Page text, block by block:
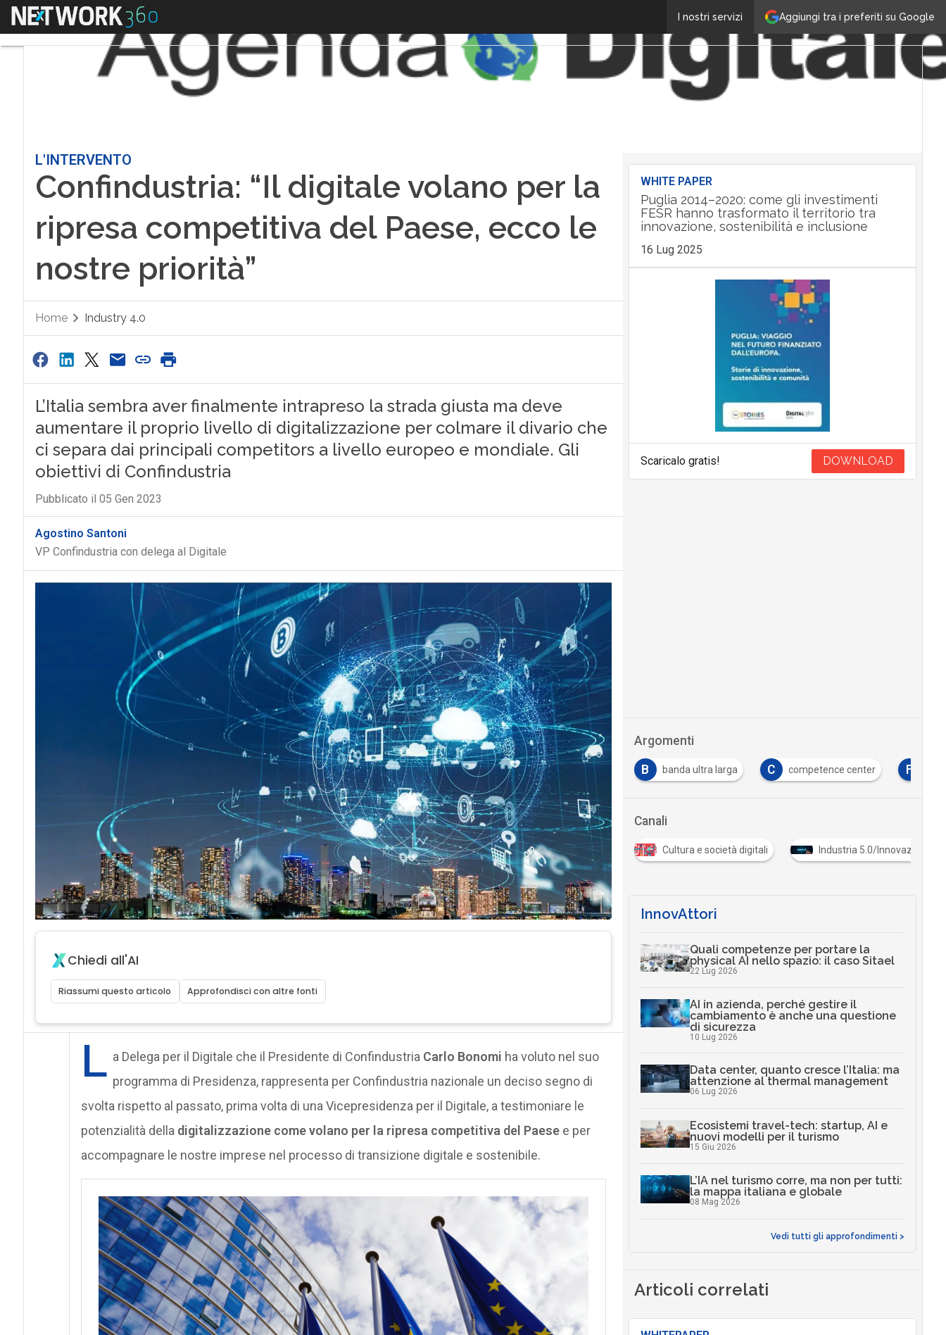
Aggiungi tra i preferiti su Google
I nostri servizi
Menu
L'INTERVENTO
Confindustria: “Il digitale volano per la
ripresa competitiva del Paese, ecco le
nostre priorità”
Home Industry 4.0
L’Italia sembra aver finalmente intrapreso la strada giusta ma deve
aumentare il proprio livello di digitalizzazione per colmare il divario che
ci separa dai principali competitors a livello europeo e mondiale. Gli
obiettivi di Confindustria
Pubblicato il 05 Gen 2023
Agostino Santoni
VP Confindustria con delega al Digitale
Chiedi all'AI
Riassumi questo articolo Approfondisci con altre fonti
L a Delega per il Digitale che il Presidente di Confindustria Carlo Bonomi ha voluto nel suo
programma di Presidenza, rappresenta per Confindustria nazionale un deciso segno di
svolta rispetto al passato, prima volta di una Vicepresidenza per il Digitale, a testimoniare le
potenzialità della digitalizzazione come volano per la ripresa competitiva del Paesee per
accompagnare le nostre imprese nel processo di transizione digitale e sostenibile.
WHITE PAPER
Puglia 2014–2020: come gli investimenti
FESR hanno trasformato il territorio tra
innovazione, sostenibilità e inclusione
16 Lug 2025
Scaricalo gratis! DOWNLOAD
Argomenti
5 B banda ultra larga C competence center F
Canali
C competenze digitali Cultura e società digitali Industria 5.0/Innovazione in
InnovAttori
Quali competenze per portare la
physical AI nello spazio: il caso Sitael
22 Lug 2026
AI in azienda, perché gestire il
cambiamento è anche una questione
di sicurezza
10 Lug 2026
Data center, quanto cresce l’Italia: ma
attenzione al thermal management
06 Lug 2026
Ecosistemi travel-tech: startup, AI e
nuovi modelli per il turismo
15 Giu 2026
L’IA nel turismo corre, ma non per tutti:
la mappa italiana e globale
08 Mag 2026
Vedi tutti gli approfondimenti >
Articoli correlati